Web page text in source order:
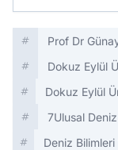
Prof Dr
Dokuz Eylül
Dokuz Eylül
7Ulusal
Deniz